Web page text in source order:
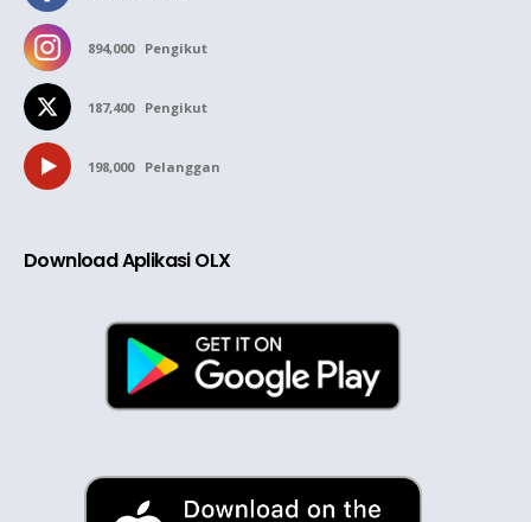
894,000 Pengikut
187,400 Pengikut
198,000 Pelanggan
Download Aplikasi OLX